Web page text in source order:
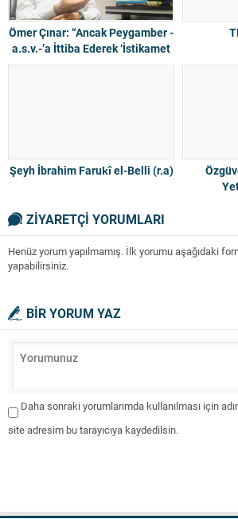
Ömer Çınar: “Ancak Peygamber -
a.s.v.-’a İttiba Ederek ‘İstikamet
Üzere’ olabiliriz”
Şeyh İbrahim Farukî el-Belli (r.a)
ZİYARETÇİ YORUMLARI
Henüz yorum yapılmamış. İlk yorumu aşağıdaki
yapabilirsiniz.
BİR YORUM YAZ
Daha sonraki yorumlarımda kullanılması için
site adresim bu tarayıcıya kaydedilsin.